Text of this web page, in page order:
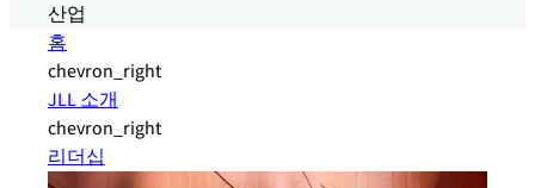
산업
홈
chevron_right
JLL 소개
chevron_right
리더십